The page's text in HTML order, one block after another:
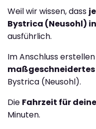
Weil wir wissen, dass
Bystrica (Neusohl)
ausführlich.
Im Anschluss
maßgeschneidertes
Bystrica (Neusohl).
Die Fahrzeit für
Minuten.